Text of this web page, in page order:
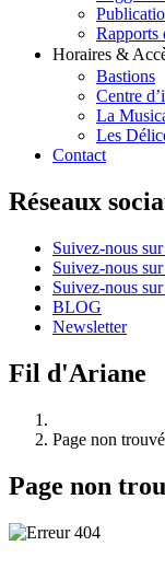
Rapports
Horaires &
Bastions
Centre
La
Les
Contact
Réseaux
Suivez-nous
Suivez-nous
Suivez-nous
BLOG
Newsletter
Fil d'Ariane
Page non
Page non